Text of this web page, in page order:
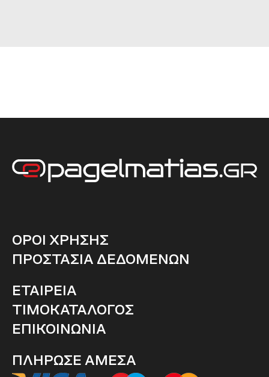
ΟΡΟΙ ΧΡΗΣΗΣ
ΠΡΟΣΤΑΣΙΑ ΔΕΔΟΜΕΝΩΝ
ΕΤΑΙΡΕΙΑ
ΤΙΜΟΚΑΤΑΛΟΓΟΣ
ΕΠΙΚΟΙΝΩΝΙΑ
ΠΛΗΡΩΣΕ ΑΜΕΣΑ